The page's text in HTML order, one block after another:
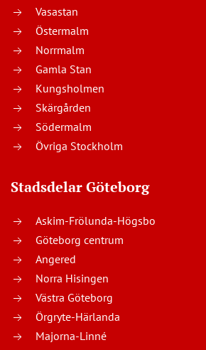
Vasastan
Östermalm
Norrmalm
Gamla Stan
Kungsholmen
Skärgården
Södermalm
Övriga Stockholm
Stadsdelar Göteborg
Askim-Frölunda-Högsbo
Göteborg centrum
Angered
Norra Hisingen
Västra Göteborg
Örgryte-Härlanda
Majorna-Linné